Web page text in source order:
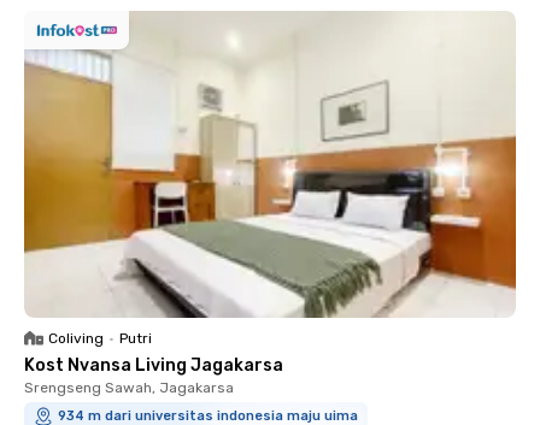
Coliving • Putri
Kost Nvansa Living Jagakarsa
Srengseng Sawah, Jagakarsa
934 m dari universitas indonesia maju uima